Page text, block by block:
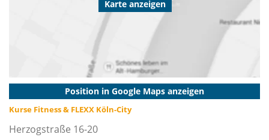
Karte anzeigen
Position in Google Maps anzeigen
Kurse Fitness & FLEXX Köln-City
Herzogstraße 16-20